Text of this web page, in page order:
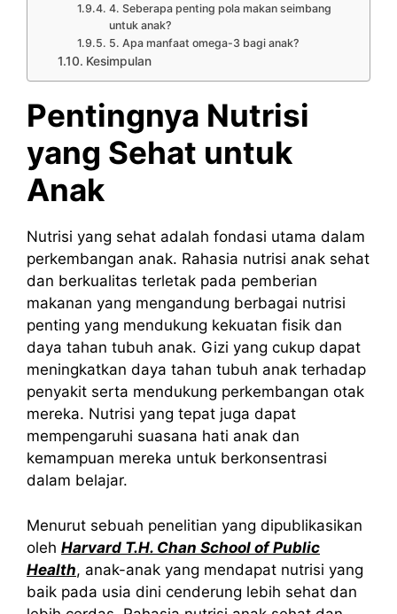
4. Seberapa penting pola makan seimbang
untuk anak?
5. Apa manfaat omega-3 bagi anak?
Kesimpulan
Pentingnya Nutrisi
yang Sehat untuk
Anak
Nutrisi yang sehat adalah fondasi utama dalam
perkembangan anak. Rahasia nutrisi anak sehat
dan berkualitas terletak pada pemberian
makanan yang mengandung berbagai nutrisi
penting yang mendukung kekuatan fisik dan
daya tahan tubuh anak. Gizi yang cukup dapat
meningkatkan daya tahan tubuh anak terhadap
penyakit serta mendukung perkembangan otak
mereka. Nutrisi yang tepat juga dapat
mempengaruhi suasana hati anak dan
kemampuan mereka untuk berkonsentrasi
dalam belajar.
Menurut sebuah penelitian yang dipublikasikan
oleh Harvard T.H. Chan School of Public
Health, anak-anak yang mendapat nutrisi yang
baik pada usia dini cenderung lebih sehat dan